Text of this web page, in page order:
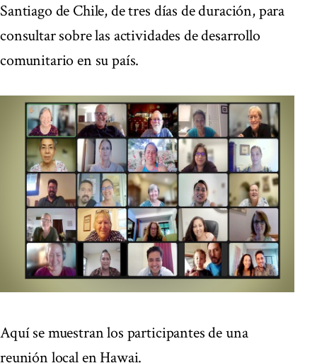
Santiago de Chile, de tres días de duración, para
consultar sobre las actividades de desarrollo
comunitario en su país.
Aquí se muestran los participantes de una
reunión local en Hawai.